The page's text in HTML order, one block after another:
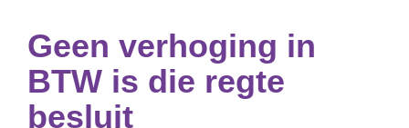
Geen verhoging in
BTW is die regte
besluit